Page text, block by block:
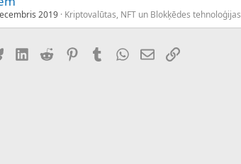
2019 Kriptovalūtas, NFT un Blokķēdes tehnoloģijas
BlueskyLinkedIn
Reddit PinterestTumblrWhatsApp
E-pastsSaiti